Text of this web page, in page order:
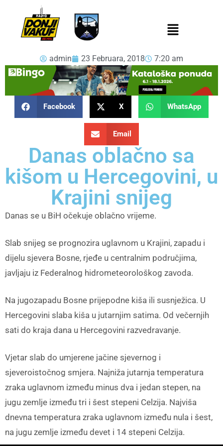
admin 23 Februara, 2018 7:20 am
Facebook X WhatsApp
Email
Danas oblačno sa
kišom u Hercegovini, u
Krajini snijeg
Danas se u BiH očekuje oblačno vrijeme.
Slab snijeg se prognozira uglavnom u Krajini, zapadu i
dijelu sjevera Bosne, rjeđe u centralnim područjima,
javljaju iz Federalnog hidrometeorološkog zavoda.
Na jugozapadu Bosne prijepodne kiša ili susnježica. U
Hercegovini slaba kiša u jutarnjim satima. Od večernjih
sati do kraja dana u Hercegovini razvedravanje.
Vjetar slab do umjerene jačine sjevernog i
sjeveroistočnog smjera. Najniža jutarnja temperatura
zraka uglavnom između minus dva i jedan stepen, na
jugu zemlje između tri i šest stepeni Celzija. Najviša
dnevna temperatura zraka uglavnom između nula i šest,
na jugu zemlje između devet i 14 stepeni Celzija.